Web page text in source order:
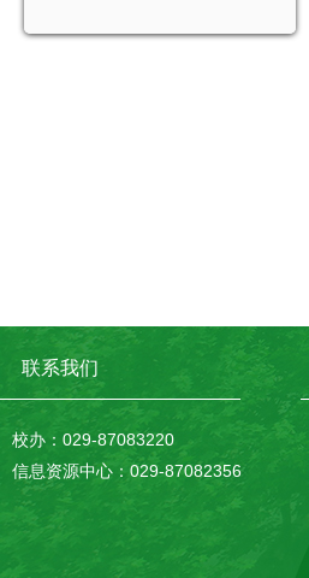
联系我们
校办：029-87083220
信息资源中心：029-87082356